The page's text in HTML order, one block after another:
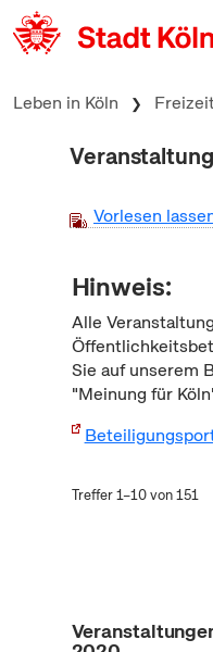
zum Inhalt springen
Leben in Köln
Vorlesen
Hinweis:
Alle
Sie auf unserem
"Meinung für
Treffer 1–10 von 151